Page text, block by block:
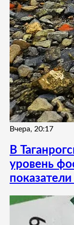
Вчера, 20:17
В
уровень